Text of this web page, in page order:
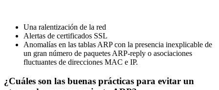
Una ralentización de la red
Alertas de certificados SSL
Anomalías en las tablas ARP con la presencia inexplicable de
un gran número de paquetes ARP-reply o asociaciones
fluctuantes de direcciones MAC e IP.
¿Cuáles son las buenas prácticas para evitar un